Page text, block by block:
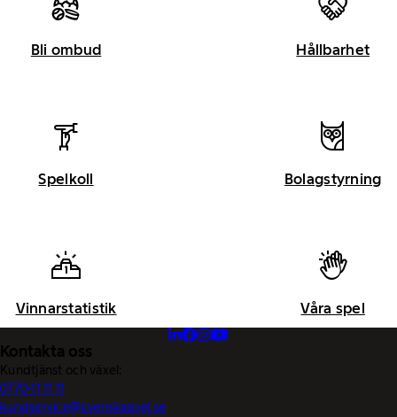
Bli ombud Hållbarhet
Spelkoll Bolagstyrning
Vinnarstatistik Våra spel
Kontakta oss
Kundtjänst och växel:
0770-11 11 11
kundservice@svenskaspel.se